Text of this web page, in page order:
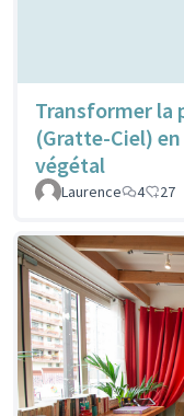
Transformer la
(Gratte-Ciel)
végétal
Laurence 4 27